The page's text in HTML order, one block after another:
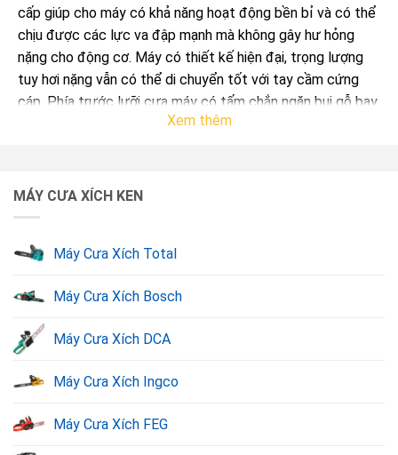
cấp giúp cho máy có khả năng hoạt động bền bỉ và có thể
chịu được các lực va đập mạnh mà không gây hư hỏng
nặng cho động cơ. Máy có thiết kế hiện đại, trọng lượng
tuy hơi nặng vẫn có thể di chuyển tốt với tay cầm cứng
cáp. Phía trước lưỡi cưa máy có tấm chắn ngăn bụi gỗ bay
ngược lại người dùng. Đặc biệt, máy cưa xích Ken còn
cũng như hạn chế các rủi ro chập điện từ động cơ do sử
dụng quá tải.
Xem thêm
MÁY CƯA XÍCH KEN
Máy Cưa Xích Total
Máy Cưa Xích Bosch
Máy Cưa Xích DCA
Máy Cưa Xích Ingco
Máy Cưa Xích FEG